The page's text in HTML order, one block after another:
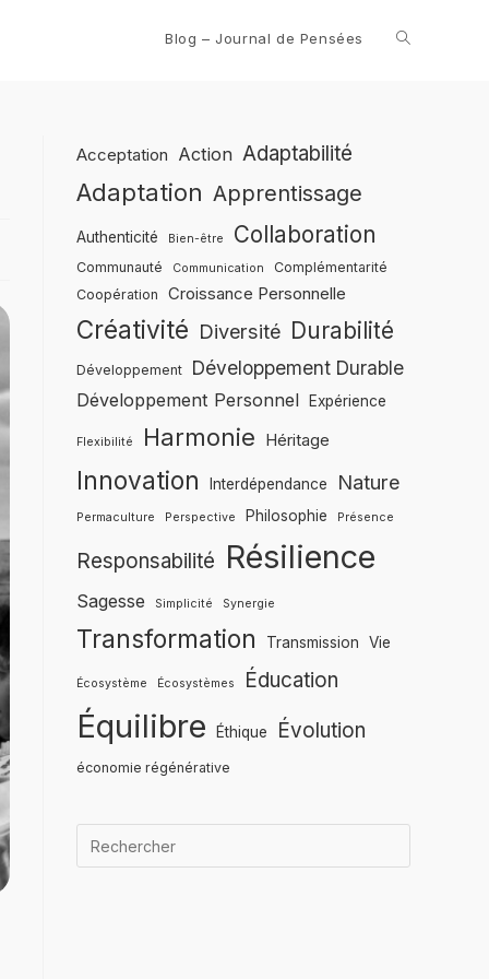
Blog – Journal de Pensées
Acceptation Action Adaptabilité
Adaptation Apprentissage
Authenticité Bien-être Collaboration
Communauté Communication
Complémentarité
Coopération
Croissance Personnelle
Créativité Diversité Durabilité
Développement Développement Durable
Développement Personnel Expérience
Flexibilité Harmonie Héritage
Innovation Interdépendance Nature
Permaculture Perspective Philosophie Présence
Responsabilité Résilience
Sagesse Simplicité Synergie
Transformation Transmission Vie
Écosystème Écosystèmes Éducation
Équilibre Éthique Évolution
économie régénérative